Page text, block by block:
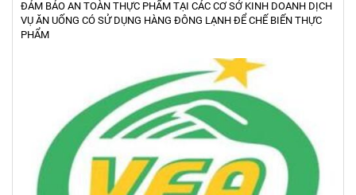
ĐẢM BẢO AN TOÀN THỰC PHẨM TẠI CÁC CƠ SỞ KINH DOANH DỊCH
VỤ ĂN UỐNG CÓ SỬ DỤNG HÀNG ĐÔNG LẠNH ĐỂ CHẾ BIẾN THỰC
PHẨM